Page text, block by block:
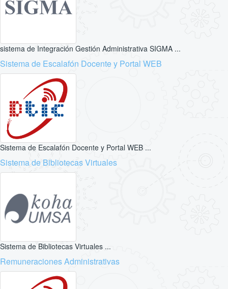
sistema de Integración Gestión Administrativa SIGMA ...
Sistema de Escalafón Docente y Portal WEB
Sistema de Escalafón Docente y Portal WEB ...
Sistema de Bibliotecas Virtuales
Sistema de Bibliotecas Virtuales ...
Remuneraciones Administrativas